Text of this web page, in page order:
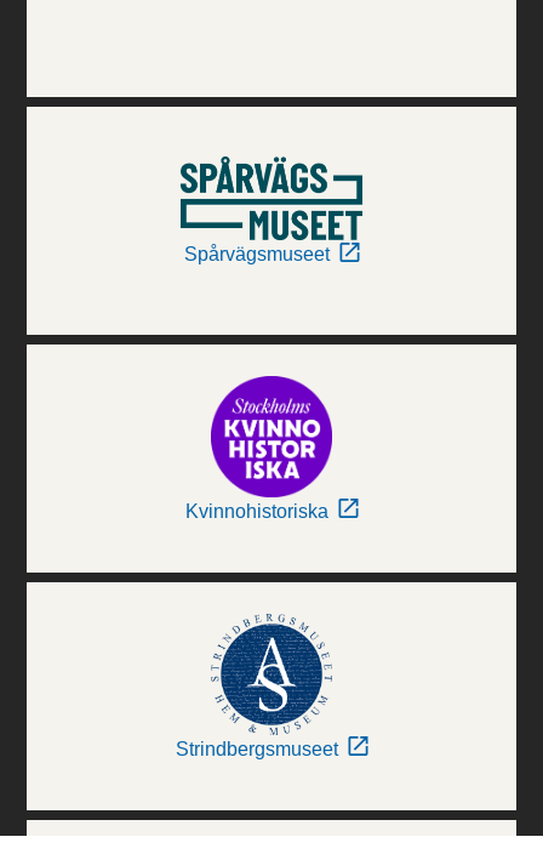
Spårvägsmuseet
Kvinnohistoriska
Strindbergsmuseet